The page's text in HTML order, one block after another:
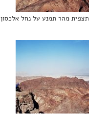
תצפית מהר תמנע על נחל אלכסון